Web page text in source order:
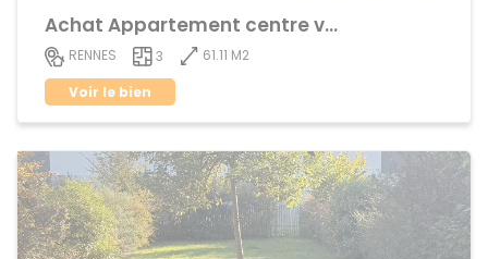
Achat Appartement centre ville
RENNES 3
61.11 M2
Voir le bien